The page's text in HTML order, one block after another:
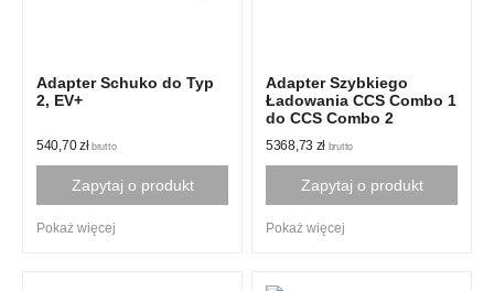
Adapter Schuko do Typ
2, EV+
540,70zł brutto
Zapytaj o produkt
Pokaż więcej
Adapter Szybkiego
Ładowania CCS Combo 1
do CCS Combo 2
5368,73 zł brutto
Zapytaj o produkt
Pokaż więcej